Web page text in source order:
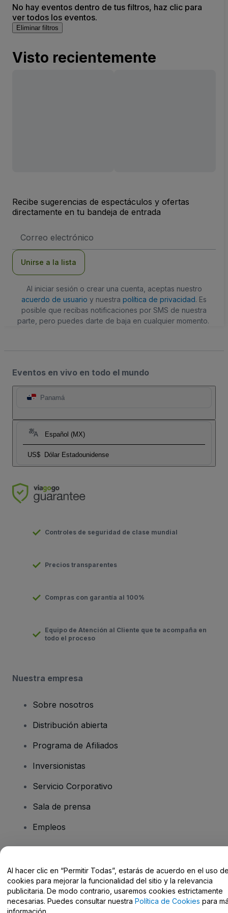
No hay eventos dentro de tus filtros, haz clic para
ver todos los eventos.
Eliminar filtros
Visto recientemente
Recibe sugerencias de espectáculos y ofertas
directamente en tu bandeja de entrada
de
Unirse a la lista
Al iniciar sesión o crear una cuenta, aceptas nuestro
acuerdo de usuario y nuestra política de privacidad. Es
posible que recibas notificaciones por SMS de nuestra
parte, pero puedes darte de baja en cualquier momento.
Eventos en vivo en todo el mundo
Panamá
Español (MX)
US$ Dólar Estadounidense
Controles de seguridad de clase mundial
Precios transparentes
Compras con garantía al 100%
Equipo de Atención al Cliente que te acompaña en
todo el proceso
Nuestra empresa
Sobre nosotros
Distribución abierta
Programa de Afiliados
Inversionistas
Servicio Corporativo
Sala de prensa
Empleos
Centro de Ayuda / Contacto
Al hacer clic en “Permitir Todas”, estarás de acuerdo en el uso
cookies para mejorar la funcionalidad del sitio y la relevancia
publicitaria. De modo contrario, usaremos cookies estrictamente
necesarias. Puedes consultar nuestra Política de Cookies para
información.